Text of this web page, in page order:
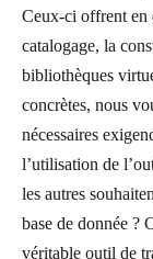
Ceux-ci offrent en
catalogage, la
bibliothèques
concrètes, nous
nécessaires
l’utilisation de
les autres
base de donnée ?
véritable outil de